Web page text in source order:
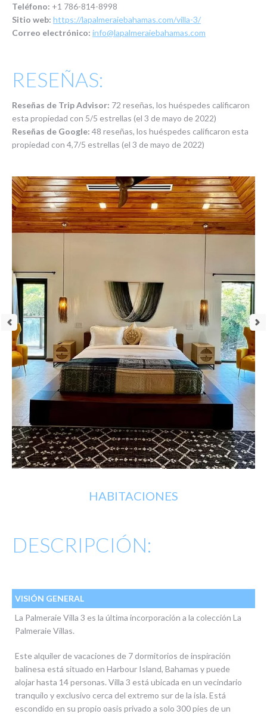
Teléfono: +1 786-814-8998
Sitio web: https://lapalmeraiebahamas.com/villa-3/
Correo electrónico: info@lapalmeraiebahamas.com
RESEÑAS:
Reseñas de Trip Advisor: 72 reseñas, los huéspedes calificaron
esta propiedad con 5/5 estrellas (el 3 de mayo de 2022)
Reseñas de Google: 48 reseñas, los huéspedes calificaron esta
propiedad con 4,7/5 estrellas (el 3 de mayo de 2022)
HABITACIONES
DESCRIPCIÓN:
VISIÓN GENERAL
La Palmeraie Villa 3 es la última incorporación a la colección La
Palmeraie Villas.
Este alquiler de vacaciones de 7 dormitorios de inspiración
balinesa está situado en Harbour Island, Bahamas y puede
alojar hasta 14 personas. Villa 3 está ubicada en un vecindario
tranquilo y exclusivo cerca del extremo sur de la isla. Está
escondido en su propio oasis privado a solo 300 pies de un